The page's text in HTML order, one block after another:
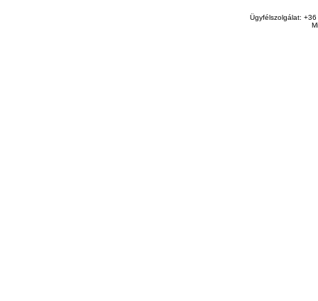
Ügyfélszolgálat: